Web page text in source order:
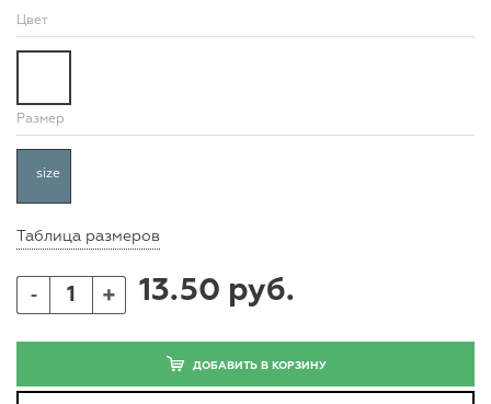
Цвет
Размер
size
Таблица размеров
- + 13.50 руб.
ДОБАВИТЬ В КОРЗИНУ